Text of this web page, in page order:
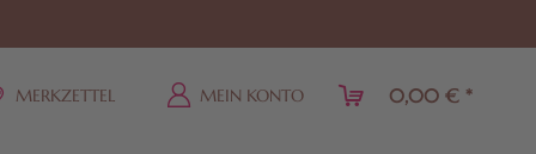
MERKZETTEL MEIN KONTO 0,00 € *